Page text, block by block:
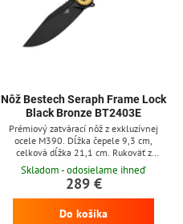
Nôž Bestech Seraph Frame Lock
Black Bronze BT2403E
Prémiový zatvárací nôž z exkluzívnej
ocele M390. Dĺžka čepele 9,3 cm,
celková dĺžka 21,1 cm. Rukoväť z
čierneho bronzového titánu. Poistka
frame lock, klip na zavesenie.
Skladom - odosielame ihneď
289 €
Do košíka